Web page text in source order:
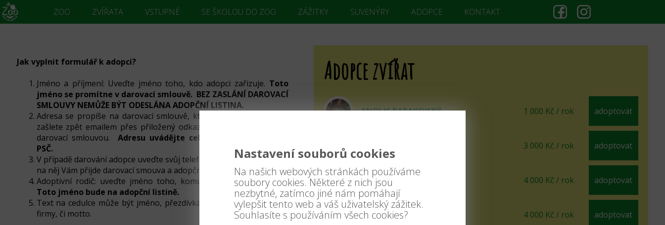
ZOO ZVÍŘATA VSTUPNÉ SE ŠKOLOU DO ZOO ZÁŽITKY SUVENÝRY ADOPCE KONTAKT
Jak vyplnit formulář k adopci?
Jméno a příjmení: Uveďte jméno toho, kdo adopci zařizuje. Toto
jméno se promítne v darovací smlouvě. BEZ ZASLÁNÍ DAROVACÍ
SMLOUVY NEMŮŽE BÝT ODESLÁNA ADOPČNÍ LISTINA.
Adresa se propíše na darovací smlouvě, kterou nám podepsanou
zašlete zpět emailem přes přiložený odkaz v emailu s doručenou
darovací smlouvou. Adresu uvádějte celou vč. ulice, města a
PSČ.
V případě darování adopce uveďte svůj telefon a email, jelikož právě
na něj Vám přijde darovací smouva a adopční listina.
Adoptivní rodič: uveďte jméno toho, komu bude adopce náležet.
Toto jméno bude na adopční listině.
Text na cedulce může být jméno, přezdívka, v případě firem název
firmy, či motto.
Adopce zvířat
ANOLIS BARAKOJSKÝ 1 000 Kč / rok adoptovat
3 000 Kč / rok adoptovat
ARA ARAKANGA 4 000 Kč / rok adoptovat
ARA MALÝ 4 000 Kč / rok adoptovat
Nastavení souborů cookies
Na našich webových stránkách používáme
soubory cookies. Některé z nich jsou
nezbytné, zatímco jiné nám pomáhají
vylepšit tento web a váš uživatelský zážitek.
Souhlasíte s používáním všech cookies?